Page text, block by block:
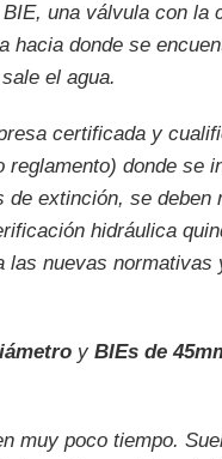
una válvula con la
hacia donde se
el agua.
certificada y
donde se
extinción, se deben
hidráulica
nuevas normativas
y BIEs de
muy poco tiempo.